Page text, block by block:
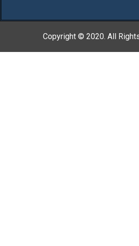
Copyright © 2020. All